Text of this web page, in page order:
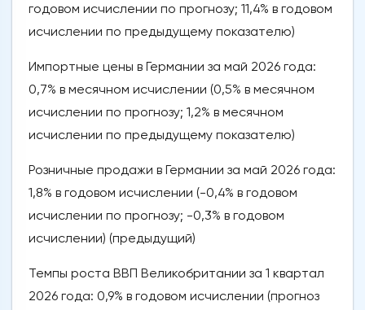
годовом исчислении по прогнозу; 11,4% в годовом
исчислении по предыдущему показателю)
Импортные цены в Германии за май 2026 года:
0,7% в месячном исчислении (0,5% в месячном
исчислении по прогнозу; 1,2% в месячном
исчислении по предыдущему показателю)
Розничные продажи в Германии за май 2026 года:
1,8% в годовом исчислении (-0,4% в годовом
исчислении по прогнозу; -0,3% в годовом
исчислении) (предыдущий)
Темпы роста ВВП Великобритании за 1 квартал
2026 года: 0,9% в годовом исчислении (прогноз